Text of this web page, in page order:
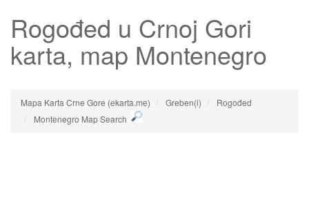
Rogođed u Crnoj Gori
karta, map Montenegro
Mapa Karta Crne Gore (ekarta.me) Greben(i)
Rogođed
Montenegro Map Search